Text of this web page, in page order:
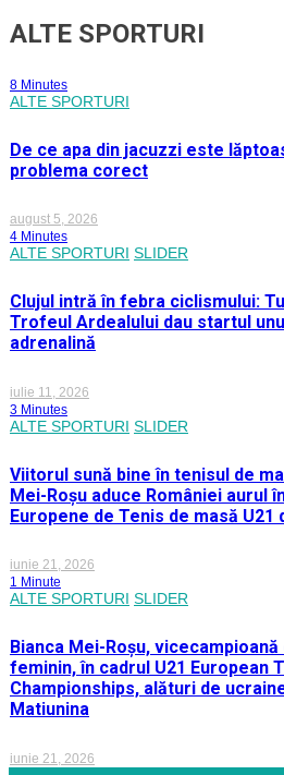
ALTE SPORTURI
8 Minutes
ALTE SPORTURI
De ce apa din jacuzzi este
problema corect
august 5, 2026
4 Minutes
ALTE SPORTURI SLIDER
Clujul intră în febra ciclismului:
Trofeul Ardealului dau startul
adrenalină
iulie 11, 2026
3 Minutes
ALTE SPORTURI SLIDER
Viitorul sună bine în tenisul de
Mei-Roșu aduce României aurul
Europene de Tenis de masă U21
iunie 21, 2026
1 Minute
ALTE SPORTURI SLIDER
Bianca Mei-Roșu,
feminin, în cadrul U21 European
Championships, alături de
Matiunina
iunie 21, 2026